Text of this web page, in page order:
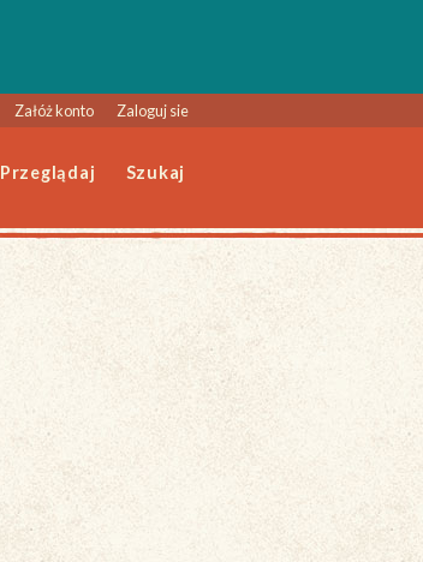
Załóż konto Zaloguj sie
Przeglądaj Szukaj